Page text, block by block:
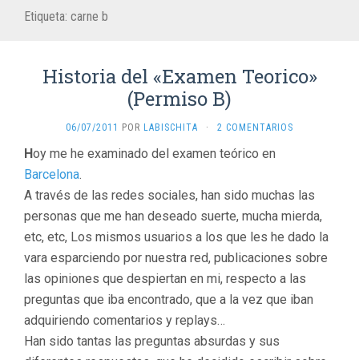
Etiqueta: carne b
Historia del «Examen Teorico»
(Permiso B)
06/07/2011 POR LABISCHITA · 2 COMENTARIOS
Hoy me he examinado del examen teórico en
Barcelona.
A través de las redes sociales, han sido muchas las
personas que me han deseado suerte, mucha mierda,
etc, etc, Los mismos usuarios a los que les he dado la
vara esparciendo por nuestra red, publicaciones sobre
las opiniones que despiertan en mi, respecto a las
preguntas que iba encontrado, que a la vez que iban
adquiriendo comentarios y replays…
Han sido tantas las preguntas absurdas y sus